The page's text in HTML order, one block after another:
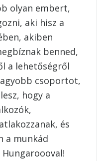
olyan embert,
aki hisz a
akiben
benned,
a lehetőségről
csoportot,
hogy a
és
a munkád